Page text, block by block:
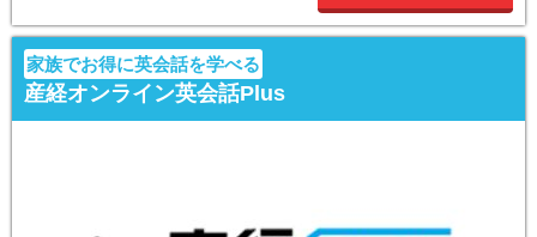
家族でお得に英会話を学べる
産経オンライン英会話Plus